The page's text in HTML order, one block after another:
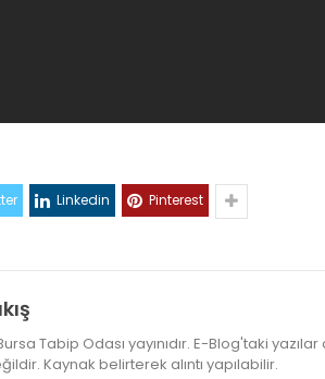
Linkedin Pinterest
Tabip Odası yayınıdır. E-Blog'taki
Kaynak belirterek alıntı yapılabilir.